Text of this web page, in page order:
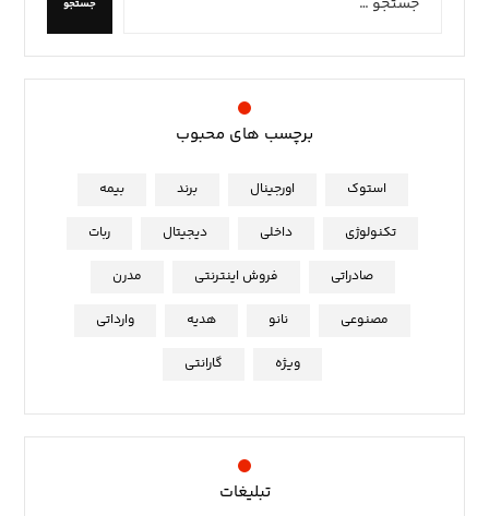
جستجو
برچسب های محبوب
استوک اورجینال برند بیمه
تکنولوژی داخلی دیجیتال ربات
صادراتی فروش اینترنتی مدرن
مصنوعی نانو هدیه وارداتی
ویژه گارانتی
تبلیغات